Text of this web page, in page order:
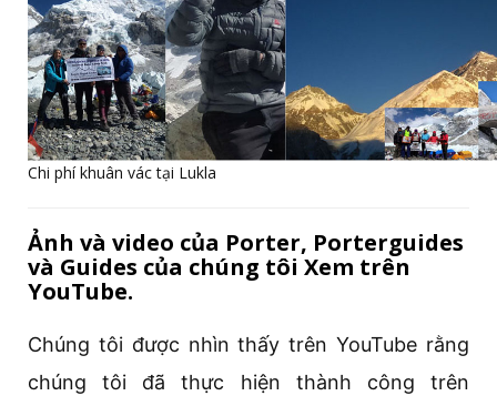
Chi phí khuân vác tại Lukla
Ảnh và video của Porter, Porterguides
và Guides của chúng tôi Xem trên
YouTube.
Chúng tôi được nhìn thấy trên YouTube rằng
chúng tôi đã thực hiện thành công trên